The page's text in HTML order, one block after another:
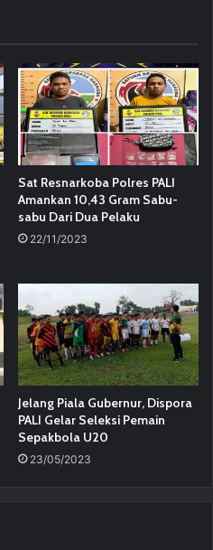
Sat Resnarkoba Polres PALI
Amankan 10,43 Gram Sabu-
sabu Dari Dua Pelaku
22/11/2023
Jelang Piala Gubernur, Dispora
PALI Gelar Seleksi Pemain
Sepakbola U20
23/05/2023